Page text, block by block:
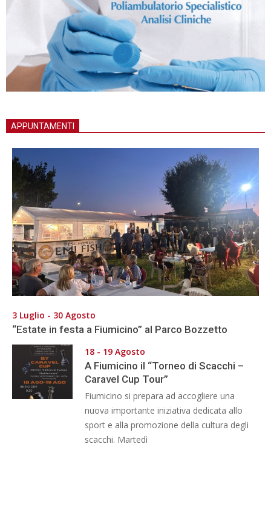
APPUNTAMENTI
3 Luglio - 30 Agosto
“Estate in festa a Fiumicino” al Parco Bozzetto
18 - 19 Agosto
A Fiumicino il “Torneo di Scacchi –
Caravel Cup Tour”
Fiumicino si prepara ad accogliere una
nuova importante iniziativa dedicata allo
sport e alla promozione della cultura degli
scacchi. Martedì